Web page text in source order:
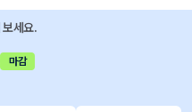
보세요.
마감